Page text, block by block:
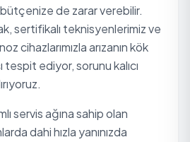
de zarar verebilir.
sertifikalı teknisyenlerimiz ve
cihazlarımızla arızanın kök
tespit ediyor, sorunu kalıcı
servis ağına sahip olan
dahi hızla yanınızda